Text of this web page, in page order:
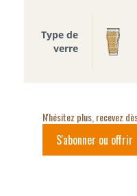
Type de
verre
N'hésitez plus, recevez
S'abonner ou offrir